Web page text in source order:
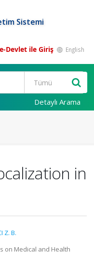
Sistemi
e-Devlet ile Giriş English
Detaylı Arama
in
Z. B.
on Medical and Health